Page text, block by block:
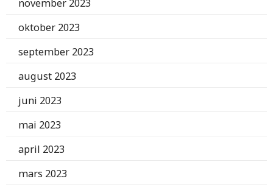
november 2023
oktober 2023
september 2023
august 2023
juni 2023
mai 2023
april 2023
mars 2023